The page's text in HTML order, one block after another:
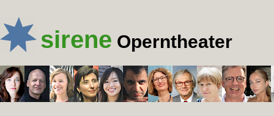
sirene Operntheater